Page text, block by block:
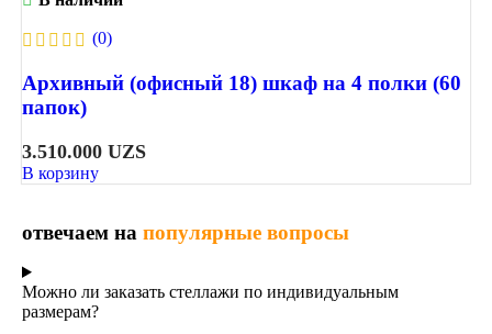
(0)
Архивный (офисный 18) шкаф на 4 полки (60
папок)
3.510.000 UZS
В корзину
отвечаем на популярные вопросы
Можно ли заказать стеллажи по индивидуальным
размерам?